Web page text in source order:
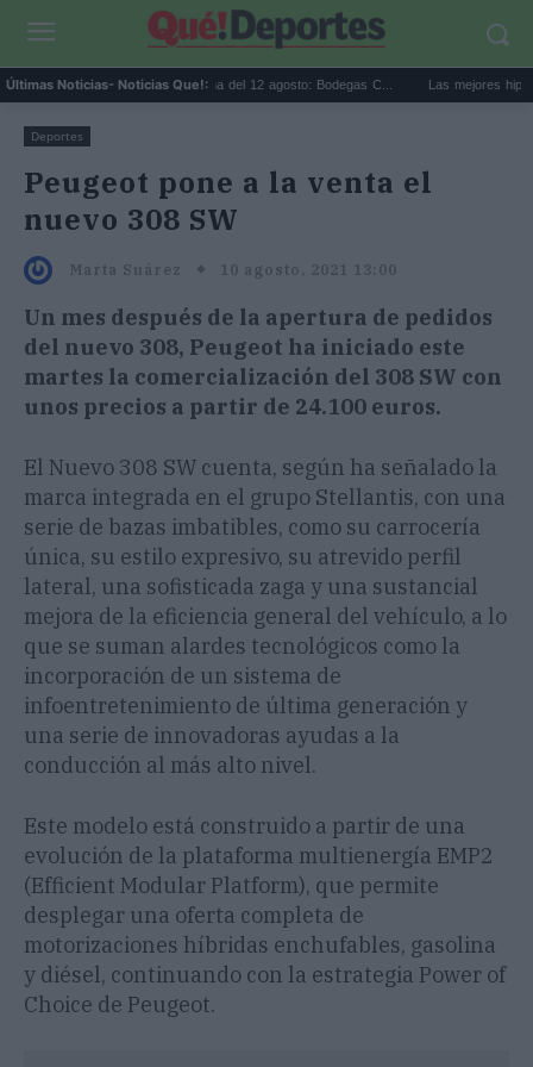
Últimas Noticias- Noticias Que!:
Eclipse solar en Cariñena del 12 agosto: Bodegas C... Las mejores hipotecas
Deportes
Peugeot pone a la venta el
nuevo 308 SW
Marta Suárez 10 agosto, 2021 13:00
Un mes después de la apertura de pedidos
del nuevo 308, Peugeot ha iniciado este
martes la comercialización del 308 SW con
unos precios a partir de 24.100 euros.
El Nuevo 308 SW cuenta, según ha señalado la
marca integrada en el grupo Stellantis, con una
serie de bazas imbatibles, como su carrocería
única, su estilo expresivo, su atrevido perfil
lateral, una sofisticada zaga y una sustancial
mejora de la eficiencia general del vehículo, a lo
que se suman alardes tecnológicos como la
incorporación de un sistema de
infoentretenimiento de última generación y
una serie de innovadoras ayudas a la
conducción al más alto nivel.
Este modelo está construido a partir de una
evolución de la plataforma multienergía EMP2
(Efficient Modular Platform), que permite
desplegar una oferta completa de
motorizaciones híbridas enchufables, gasolina
y diésel, continuando con la estrategia Power of
Choice de Peugeot.